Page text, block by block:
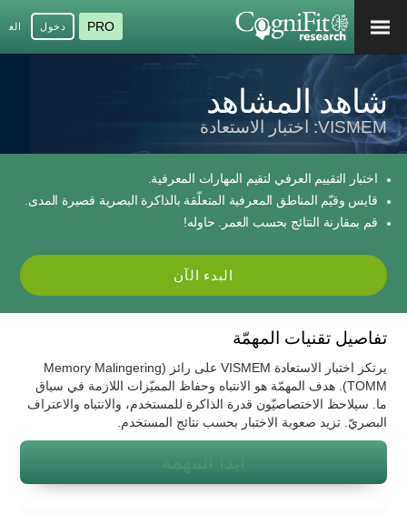
PRO دخول
شاهد المشاهد
VISMEM: اختبار الاستعادة
اختبار التقييم العرفي لتقيم المهارات المعرفية.
قايس وقيّم المناطق المعرفية المتعلّقة بالذاكرة البصرية قصيرة المدى.
قم بمقارنة النتائج بحسب العمر. حاوله!
البدء الآن
تفاصيل تقنيات المهمّة
يرتكز اختبار الاستعادة VISMEM على رائز (Memory Malingering
(TOMM. هدف المهمّة هو الانتباه وحفاظ المميّزات اللازمة في سياق
ما. سيلاحظ الاختصاصيّون قدرة الذاكرة للمستخدم، والانتباه والاعتراف
البصريّ. تزيد صعوبة الاختبار بحسب نتائج المستخدم.